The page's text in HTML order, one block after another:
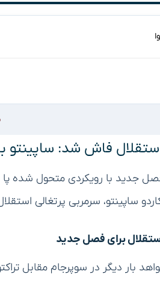
فاش شد: ساپینتو
جدید با رویکردی متحول شده
ساپینتو، سرمربی پرتغالی
برای فصل جدید
بار دیگر در سوپرجام مقابل